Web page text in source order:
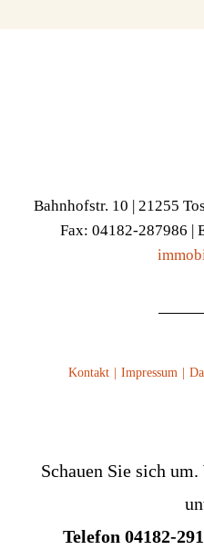
Bahnhofstr. 10 | 21255
Fax: 04182-287986 |
Kontakt Impressum
Schauen Sie sich
Telefon 04182-